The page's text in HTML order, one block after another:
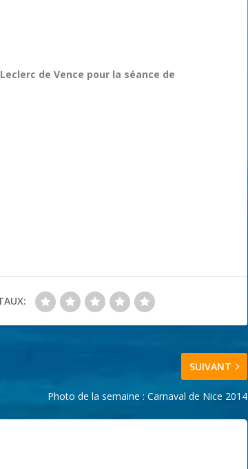
de Vence pour la séance de
SUIVANT
Photo de la semaine : Carnaval de Nice 2014